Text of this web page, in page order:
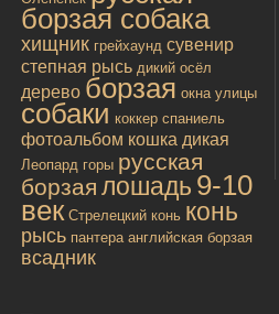
борзая собака
хищник грейхаунд сувенир
степная рысь дикий осёл
дерево борзая окна улицы
собаки коккер спаниель
фотоальбом кошка дикая
Леопард горы русская
борзая лошадь 9-10
век Стрелецкий конь конь
рысь пантера английская борзая
всадник